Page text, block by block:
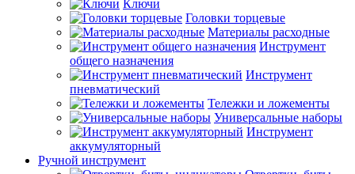
Ключи
Головки торцевые
Материалы расходные
Инструмент
общего назначения
Инструмент
пневматический
Тележки и ложементы
Универсальные наборы
Инструмент
аккумуляторный
Ручной инструмент